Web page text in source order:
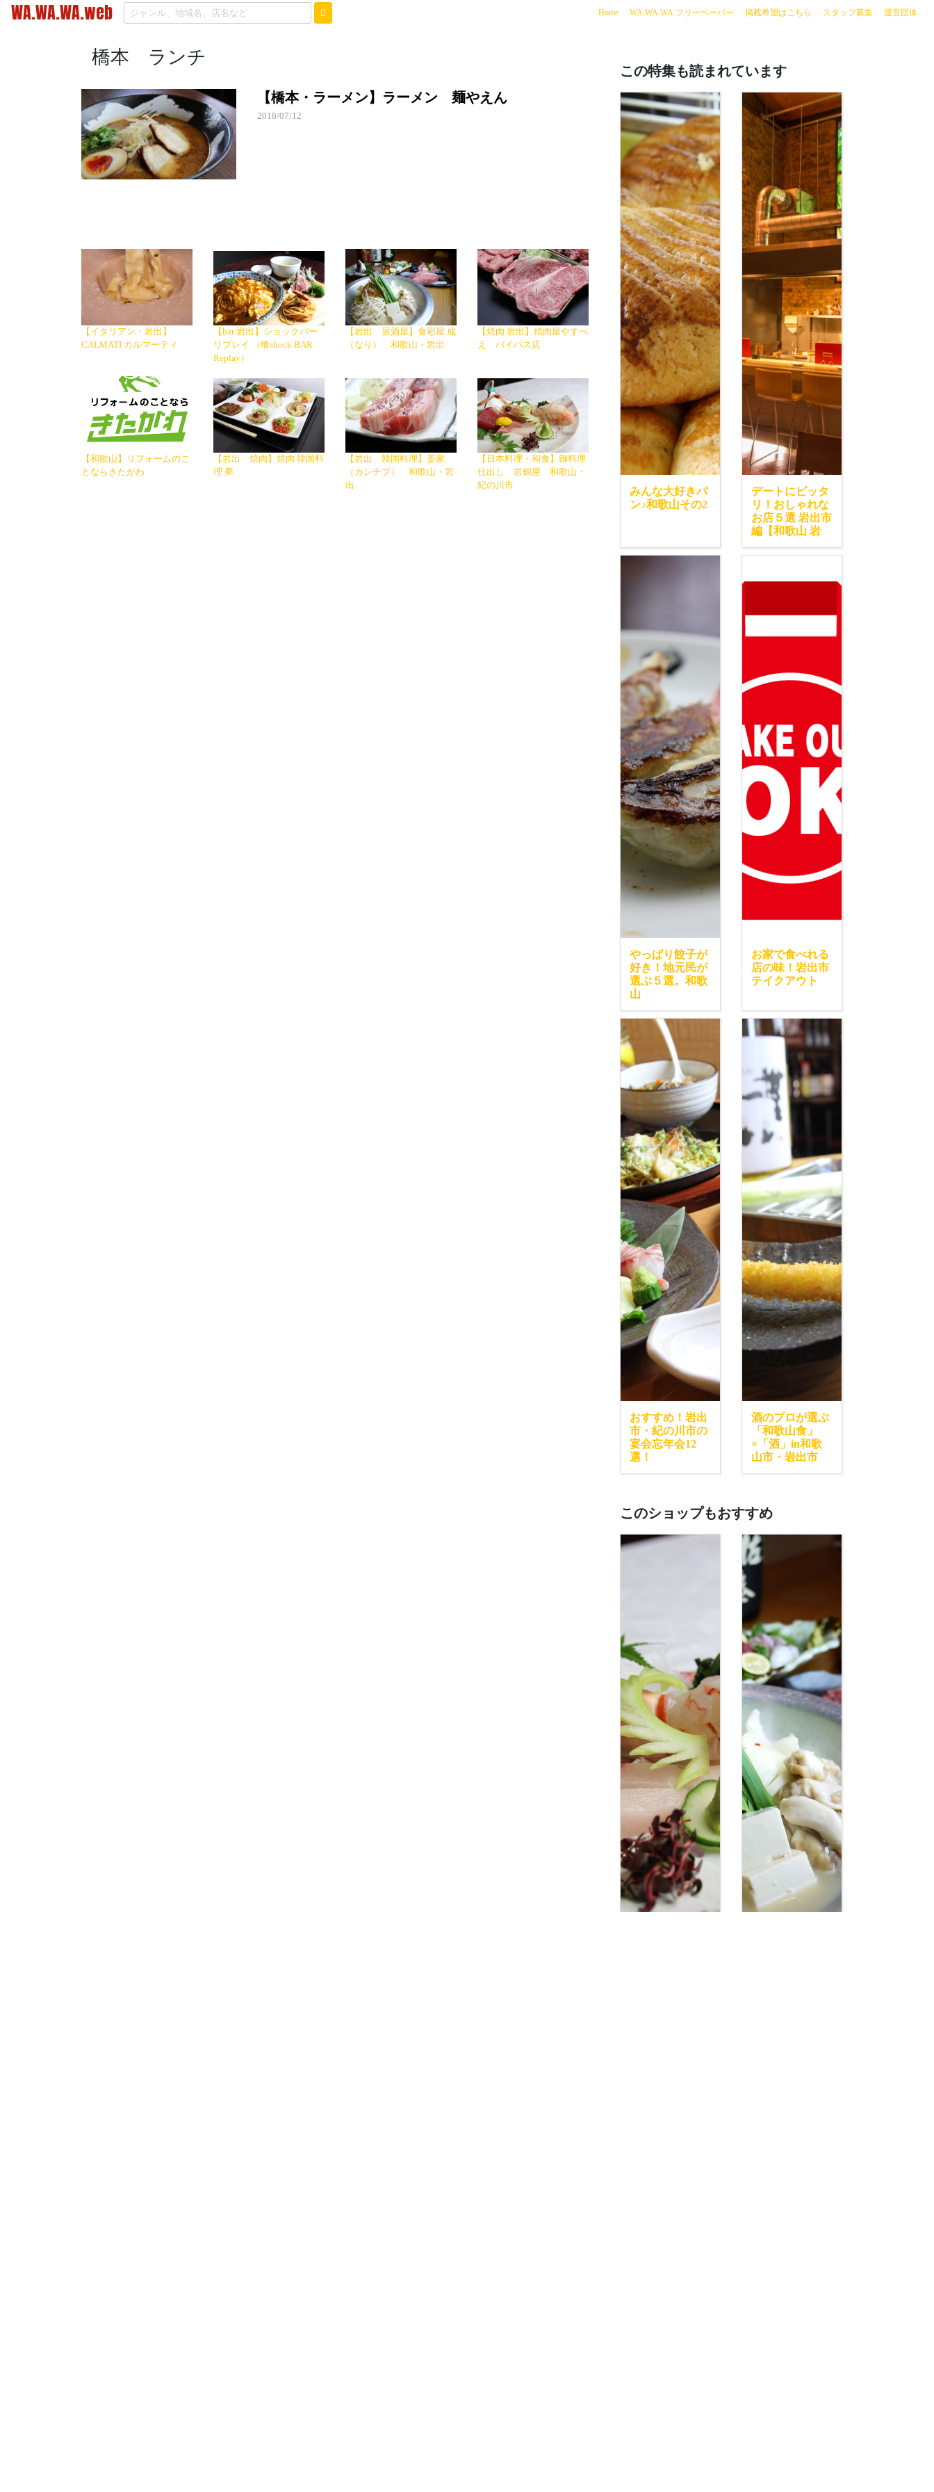
WA.WA.WA.web Home(current)
WA.WA.WA.フリーペーパー 掲載希望はこちら スタッフ募集 運営団体
橋本 ランチ
【橋本・ラーメン】ラーメン 麺やえん
2018/07/12
【イタリアン・岩出】
CALMATI カルマーティ
【bar 岩出】ショックバー
リプレイ （喰shock BAR
Replay）
【岩出 居酒屋】食彩屋 成
（なり） 和歌山・岩出
【焼肉 岩出】焼肉屋やすべ
え バイパス店
【和歌山】リフォームのこ
とならきたがわ
【岩出 焼肉】焼肉 韓国料
理 夢
【岩出 韓国料理】姜家
（カンチプ） 和歌山・岩
出
【日本料理・和食】御料理
仕出し 岩鶴屋 和歌山・
紀の川市
この特集も読まれています
みんな大好きパ
ン♪和歌山その2
デートにピッタ
リ！おしゃれな
お店５選 岩出市
編【和歌山 岩
やっぱり餃子が
好き！地元民が
選ぶ５選。和歌
山
お家で食べれる
店の味！岩出市
テイクアウト
おすすめ！岩出
市・紀の川市の
宴会忘年会12
選！
酒のプロが選ぶ
「和歌山食」
×「酒」in和歌
山市・岩出市
このショップもおすすめ